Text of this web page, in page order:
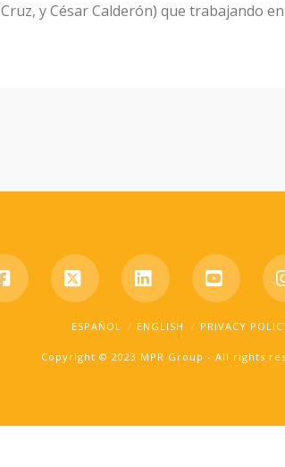
y César Calderón) que trabajando
Facebook
X LinkedIn
ESPAÑOL ENGLISH PRIVACY
Copyright © 2023 MPR Group - All rights